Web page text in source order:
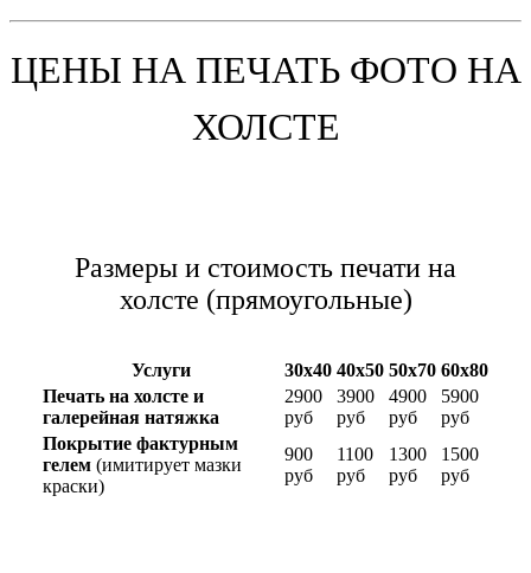
ЦЕНЫ НА ПЕЧАТЬ ФОТО НА
ХОЛСТЕ
Размеры и стоимость печати на
холсте (прямоугольные)
Услуги 30х40 40х50 50х70 60х80
Печать на холсте и
галерейная натяжка
2900
руб
3900
руб
4900
руб
5900
руб
Покрытие фактурным
гелем (имитирует мазки
краски)
900
руб
1100
руб
1300
руб
1500
руб